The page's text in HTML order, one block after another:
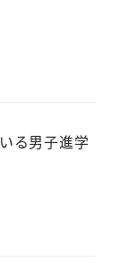
る男子進学